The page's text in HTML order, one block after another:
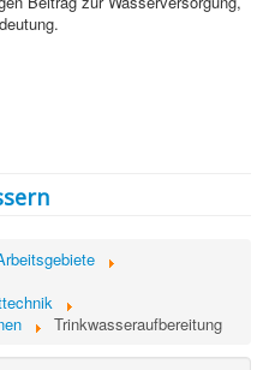
Trinkwasseraufbereitung